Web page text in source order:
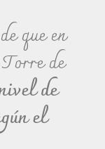
que en
de
de
el